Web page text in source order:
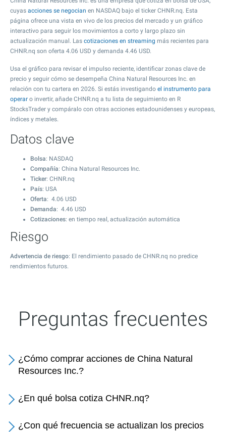
cuyas acciones se negocian en NASDAQ bajo el ticker CHNR.nq. Esta
página ofrece una vista en vivo de los precios del mercado y un gráfico
interactivo para seguir los movimientos a corto y largo plazo sin
actualización manual. Las cotizaciones en streaming más recientes para
CHNR.nq son oferta 4.06 USD y demanda 4.46 USD.
Usa el gráfico para revisar el impulso reciente, identificar zonas clave de
precio y seguir cómo se desempeña China Natural Resources Inc. en
relación con tu cartera en 2026. Si estás investigando el instrumento para
operar o invertir, añade CHNR.nq a tu lista de seguimiento en R
StocksTrader y compáralo con otras acciones estadounidenses y europeas,
índices y metales.
Datos clave
Bolsa: NASDAQ
Compañía: China Natural Resources Inc.
Ticker: CHNR.nq
País: USA
Oferta: 4.06 USD
Demanda: 4.46 USD
Cotizaciones: en tiempo real, actualización automática
Riesgo
Advertencia de riesgo: El rendimiento pasado de CHNR.nq no predice
rendimientos futuros.
Preguntas frecuentes
¿Cómo comprar acciones de China Natural
Resources Inc.?
¿En qué bolsa cotiza CHNR.nq?
¿Con qué frecuencia se actualizan los precios